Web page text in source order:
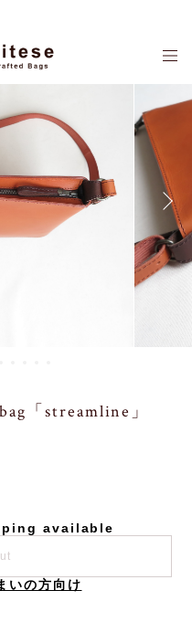
「streamline」
available
いの方向け